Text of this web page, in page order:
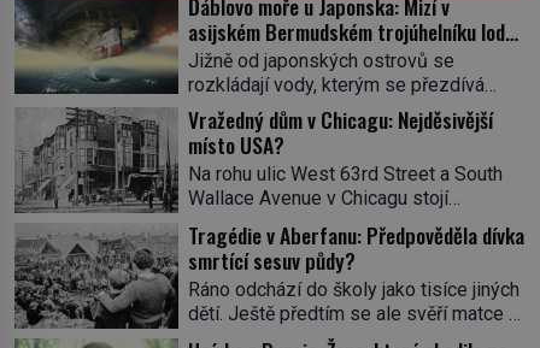
asijském Bermudském trojúhelníku lodě
ve spárech neznámé síly?
Jižně od japonských ostrovů se
rozkládají vody, kterým se přezdívá
Ďáblovo moře. Vypráví se o lodích
mizejících beze stopy, podivných
světlech, zrádných proudech i mořských
dracích, kteří měli tyto končiny střežit už
v dávných legendách. Je tichomořský
Dračí trojúhelník skutečně prokletým
místem, nebo se zde jen nebezpečná
příroda proměnila v jednu z
nejpůsobivějších námořních záhad? […]
Vražedný dům v Chicagu: Nejděsivější
místo USA?
Na rohu ulic West 63rd Street a South
Wallace Avenue v Chicagu stojí
nenápadná pošta. Nemá žádný speciální
nápis ani pamětní desku. A přesto prý
místní zaměstnanci neradi chodí do
sklepa. Právě tady totiž sídlil sériový
vrah H. H. Holmes a také
nejpropracovanější past na lidi
Tragédie v Aberfanu: Předpověděla dívka
smrtící sesuv půdy?
Ráno odchází do školy jako tisíce jiných
dětí. Ještě předtím se ale svěří matce s
podivným snem. Ve škole, kterou dobře